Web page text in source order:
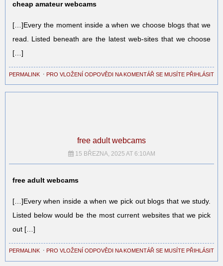
cheap amateur webcams
[…]Every the moment inside a when we choose blogs that we
read. Listed beneath are the latest web-sites that we choose
[…]
PERMALINK ⋅ PRO VLOŽENÍ ODPOVĚDI NA KOMENTÁŘ SE MUSÍTE PŘIHLÁSIT
free adult webcams
15 BŘEZNA, 2025 AT 6:10AM
free adult webcams
[…]Every when inside a when we pick out blogs that we study.
Listed below would be the most current websites that we pick
out […]
PERMALINK ⋅ PRO VLOŽENÍ ODPOVĚDI NA KOMENTÁŘ SE MUSÍTE PŘIHLÁSIT